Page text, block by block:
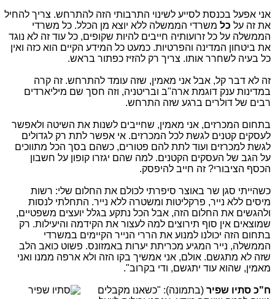
אני אפעל בכנסת לסייע לשינוי התרבותי הזה להתרחש. צריך להחיל
את זה על כל משרדי הממשלה ללא יוצא מן הכלל. כל משרדי
הממשלה על כל זרועותיה חייבים להיות שקופים, כל עוד זה לא נוגד
את ביטחון המדינה והפרטיות. כמעט כל המידע הקיים הוא כזה ואין
כל בעיה לשחרר אותו. צריך רק להזיז כפתור בראש.
זה לא דבר קל, אבל אני מאמין, שזה עומד להתרחש. זה קרה
במדינות ענק דוגמת ארה"ב ובריטניה, וזה חסך שם מיליארדים
רבים של דולרים ברגע שזה התרחש.
בתחום המכרזים, אני מאמין, שחייבים לשנות את השיטה ולאפשר
לעסקים קטנים לגשת לכל המכרזים. אי אפשר לתת רק לגדולים
לגשת למכרזים ועוד לתת להם פטורים, כשהם בסך הכל מתווכים
על הגב של העסקים הקטנים. למה שהם יגזרו קופון על חשבון
הכסף הציבורי? זה חייב להיפסק.
כשהייתי סגן שר באוצר סיפרתי לכולם את החלום שלי: רשות
מיסים ללא נייר, פרקליטות ומשטרה ללא נייר. התחלתי לנסות
ולהגשים את החלום הזה, אבל הכל נתקע בגלל יועצים משפטיים,
שמוצאים אין סוף תירוצים למה לעצור את הקידמה והיעילות. רק
בתחום הזה יכולנו למנוע את הררי הנייר הקיימים במשרדי
הממשלה, נייר המגיע מכריתת יערות באמזונס. פשוט כואב הלב
שזה לא מתגשם. אולם, אני אמשיך בקו הזה ולא ארפה ממנו ואני
מאמין, שהוא עוד יתגשם, ודי בקרוב".
ח"כ סתיו שפיר (בתמונה): "כשאנו מקבלים